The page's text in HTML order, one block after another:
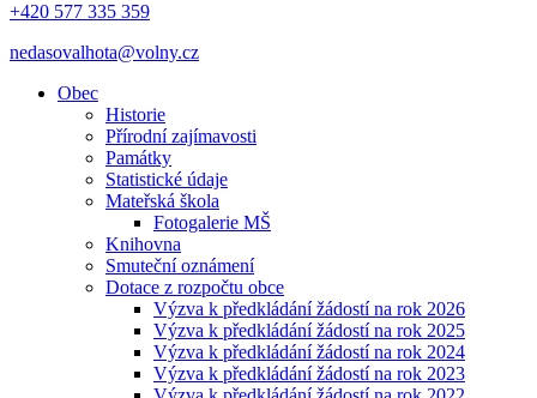
+420 577 335 359
nedasovalhota@volny.cz
Obec
Historie
Přírodní zajímavosti
Památky
Statistické údaje
Mateřská škola
Fotogalerie MŠ
Knihovna
Smuteční oznámení
Dotace z rozpočtu obce
Výzva k předkládání žádostí na rok 2026
Výzva k předkládání žádostí na rok 2025
Výzva k předkládání žádostí na rok 2024
Výzva k předkládání žádostí na rok 2023